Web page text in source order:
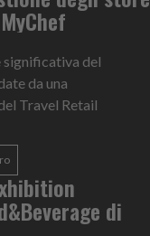
significativa del
da una
Travel Retail
di